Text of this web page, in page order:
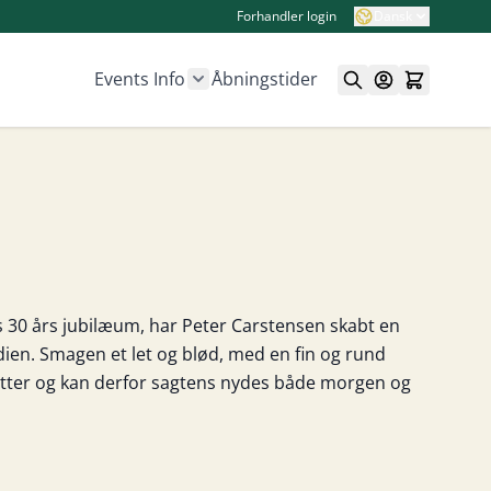
Forhandler login
Events Info
Åbningstider
års jubilæum, har Peter Carstensen skabt en
Smagen et let og blød, med en fin og rund
og kan derfor sagtens nydes både morgen og